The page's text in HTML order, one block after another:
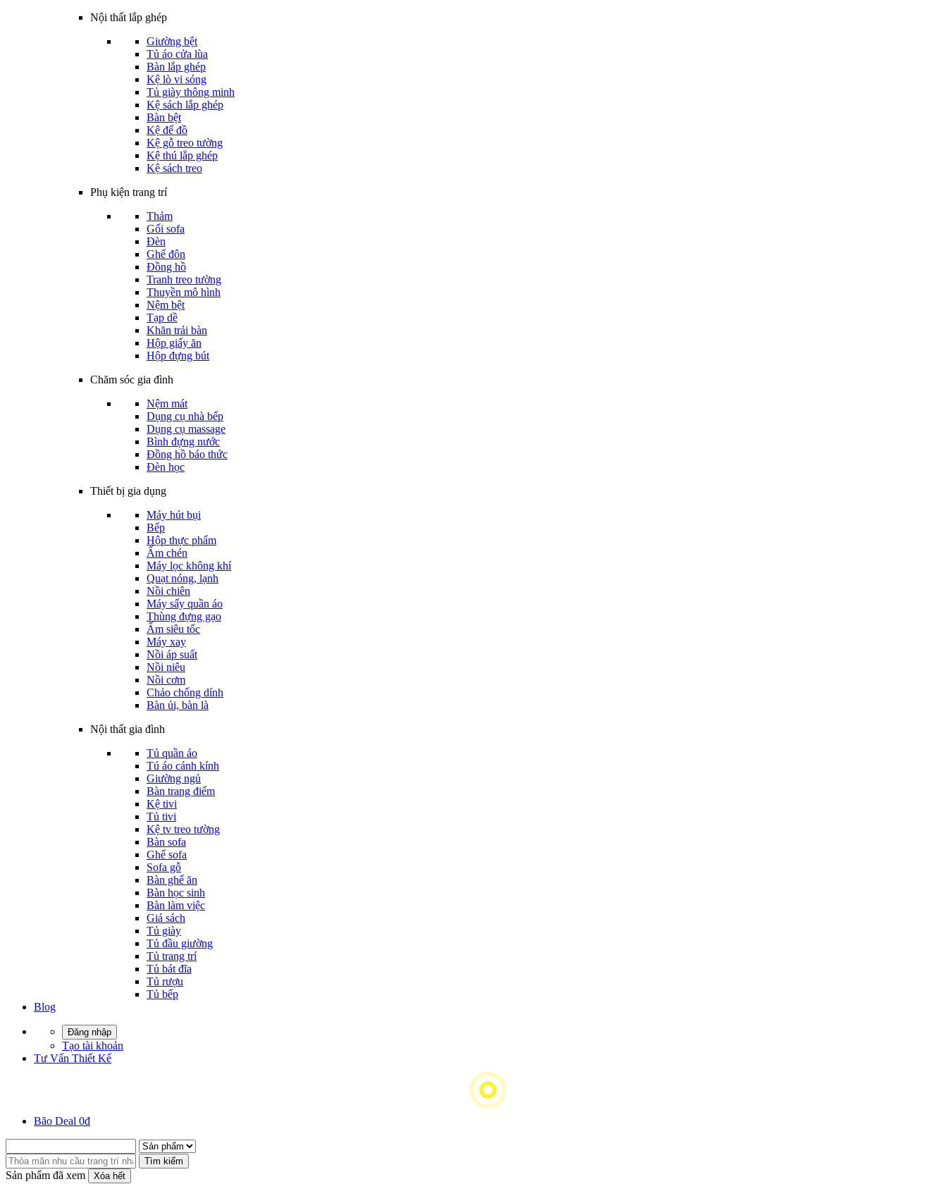
Nội thất lắp ghép
Giường bệt
Tủ áo cửa lùa
Bàn lắp ghép
Kệ lò vi sóng
Tủ giày thông minh
Kệ sách lắp ghép
Bàn bệt
Kệ để đồ
Kệ gỗ treo tường
Kệ thú lắp ghép
Kệ sách treo
Phụ kiện trang trí
Thảm
Gối sofa
Đèn
Ghế đôn
Đồng hồ
Tranh treo tường
Thuyền mô hình
Nệm bệt
Tạp dề
Khăn trải bàn
Hộp giấy ăn
Hộp đựng bút
Chăm sóc gia đình
Nệm mát
Dụng cụ nhà bếp
Dụng cụ massage
Bình đựng nước
Đồng hồ báo thức
Đèn học
Thiết bị gia dụng
Máy hút bụi
Bếp
Hộp thực phẩm
Ấm chén
Máy lọc không khí
Quạt nóng, lạnh
Nồi chiên
Máy sấy quần áo
Thùng đựng gạo
Ấm siêu tốc
Máy xay
Nồi áp suất
Nồi niêu
Nồi cơm
Chảo chống dính
Bàn ủi, bàn là
Nội thất gia đình
Tủ quần áo
Tú áo cánh kính
Giường ngủ
Bàn trang điểm
Kệ tivi
Tủ tivi
Kệ tv treo tường
Bàn sofa
Ghế sofa
Sofa gỗ
Bàn ghế ăn
Bàn học sinh
Bàn làm việc
Giá sách
Tủ giày
Tủ đầu giường
Tủ trang trí
Tủ bát đĩa
Tủ rượu
Tủ bếp
Blog
Đăng nhập
Tạo tài khoản
Tư Vấn Thiết Kế
Bão Deal 0đ
Tìm kiếm
Sản phẩm đã xem Xóa hết